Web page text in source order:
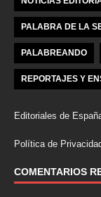
PALABRA DE LA
PALABREANDO
REPORTAJES Y
Editoriales de
Política de
COMENTARIOS